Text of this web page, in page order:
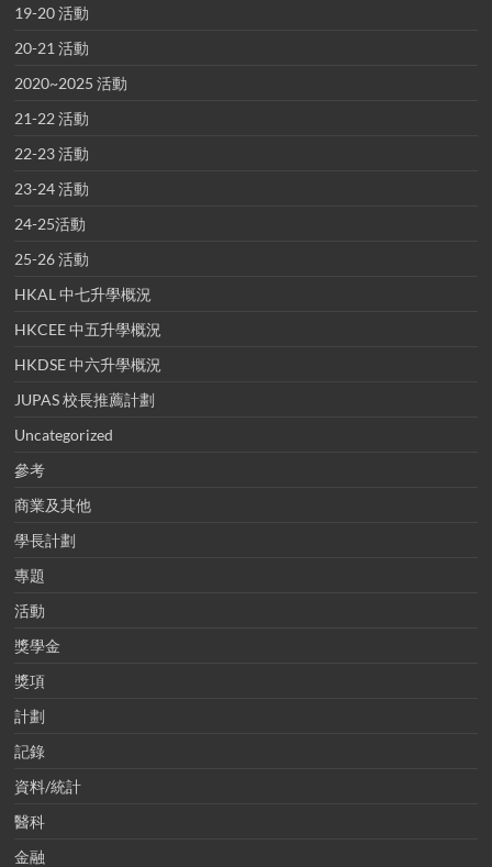
19-20 活動
20-21 活動
2020~2025 活動
21-22 活動
22-23 活動
23-24 活動
24-25活動
25-26 活動
HKAL 中七升學概況
HKCEE 中五升學概況
HKDSE 中六升學概況
JUPAS 校長推薦計劃
Uncategorized
參考
商業及其他
學長計劃
專題
活動
獎學金
獎項
計劃
記錄
資料/統計
醫科
金融